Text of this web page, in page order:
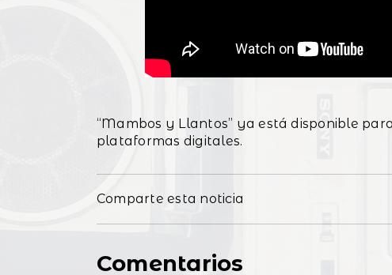
“Mambos y Llantos” ya está disponible
plataformas digitales.
Comparte esta noticia
Comentarios